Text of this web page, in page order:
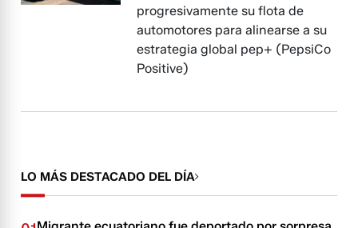
progresivamente su flota de
automotores para alinearse a su
estrategia global pep+ (PepsiCo
Positive)
LO MÁS DESTACADO DEL DÍA